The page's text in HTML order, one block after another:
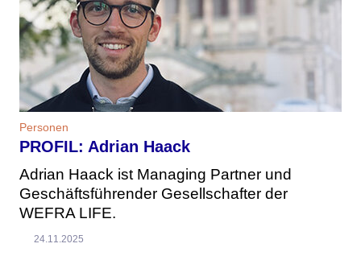
Personen
PROFIL: Adrian Haack
Adrian Haack ist Managing Partner und
Geschäftsführender Gesellschafter der
WEFRA LIFE.
24.11.2025